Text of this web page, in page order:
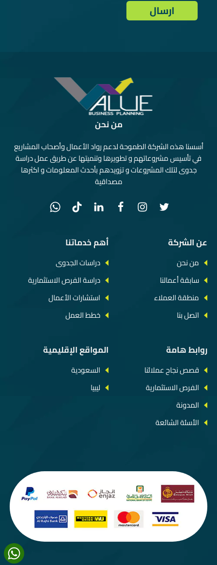
من نحن
أسسنا هذه الشركة الطموحة لدعم رواد الأعمال وأصحاب المشاريع
في تأسيس مشروعاتهم و تطويرها وتنميتها عن طريق عمل دراسة
جدوى لتلك المشروعات و تزويدهم بأحدث المعلومات و اكثرها
مصداقية
عن الشركة
من نحن
سابقة أعمالنا
منطقة العملاء
اتصل بنا
أهم خدماتنا
دراسات الجدوى
دراسة الفرص الاستثمارية
استشارات الأعمال
خطط العمل
روابط هامة
قصص نجاح عملائنا
الفرص الاستثمارية
المدونة
الأسئة الشائعة
المواقع الإقليمية
السعودية
ليبيا